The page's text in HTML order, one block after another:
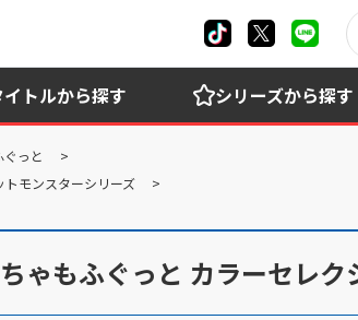
トルから探す シリーズから探す
っと
トモンスターシリーズ
ゃもふぐっと カラーセレ